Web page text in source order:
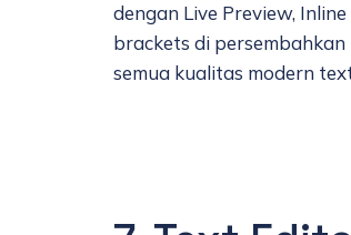
dengan Live Preview,
brackets di
semua kualitas modern